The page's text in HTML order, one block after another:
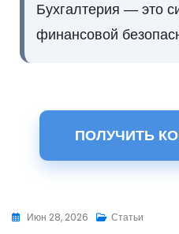
Бухгалтерия — это
финансовой
ПОЛУЧИТЬ
Июн 28, 2026 Статьи